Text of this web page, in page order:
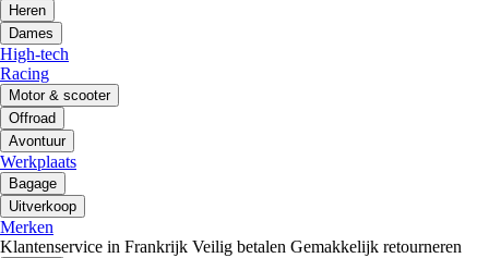
Heren
Dames
High-tech
Racing
Motor & scooter
Offroad
Avontuur
Werkplaats
Bagage
Uitverkoop
Merken
Klantenservice in Frankrijk Veilig betalen Gemakkelijk retourneren